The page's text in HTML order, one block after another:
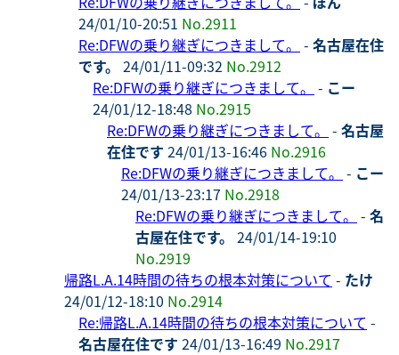
24/01/10-20:51 No.2911
Re:DFWの乗り継ぎにつきまして。 - 名古屋在住
です。 24/01/11-09:32 No.2912
Re:DFWの乗り継ぎにつきまして。 - こー
24/01/12-18:48 No.2915
Re:DFWの乗り継ぎにつきまして。 - 名古屋
在住です 24/01/13-16:46 No.2916
Re:DFWの乗り継ぎにつきまして。 - こー
24/01/13-23:17 No.2918
Re:DFWの乗り継ぎにつきまして。 - 名
古屋在住です。 24/01/14-19:10
No.2919
帰路L.A.14時間の待ちの根本対策について - たけ
24/01/12-18:10 No.2914
Re:帰路L.A.14時間の待ちの根本対策について -
名古屋在住です 24/01/13-16:49 No.2917